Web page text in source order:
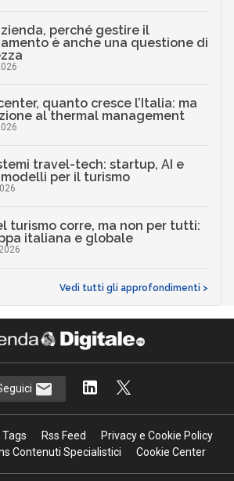
perché gestire il
è anche una questione di
quanto cresce l’Italia: ma
al thermal management
travel-tech: startup, AI e
per il turismo
turismo corre, ma non per tutti:
italiana e globale
Vedi tutti gli approfondimenti >
Tags Rss Feed
Privacy e Cookie Policy
Contenuti Specialistici
Cookie Center